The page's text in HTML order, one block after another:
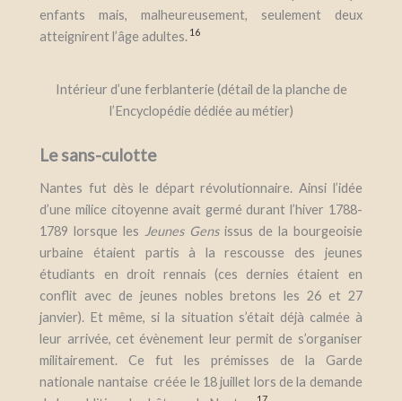
enfants mais, malheureusement, seulement deux
atteignirent l’âge adultes. 16
Intérieur d’une ferblanterie (détail de la planche de
l’Encyclopédie dédiée au métier)
Le sans-culotte
Nantes fut dès le départ révolutionnaire. Ainsi l’idée
d’une milice citoyenne avait germé durant l’hiver 1788-
1789 lorsque les Jeunes Gensissus de la bourgeoisie
urbaine étaient partis à la rescousse des jeunes
étudiants en droit rennais (ces dernies étaient en
conflit avec de jeunes nobles bretons les 26 et 27
janvier). Et même, si la situation s’était déjà calmée à
leur arrivée, cet évènement leur permit de s’organiser
militairement. Ce fut les prémisses de la Garde
nationale nantaise créée le 18 juillet lors de la demande